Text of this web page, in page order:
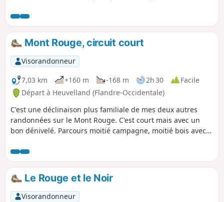
de locomotion insolite qui relie le Mont Noir et
le Mont Rouge depuis 1958 !Randonnée
accessible à tous, petits et grands, avec un peu
de dénivelé pour chauffer les mollets !
Mont Rouge, circuit court
Visorandonneur
7,03 km
+160 m -168 m 2h 30
Facile
Départ à Heuvelland (Flandre-Occidentale)
C'est une déclinaison plus familiale de mes deux autres
randonnées sur le Mont Rouge. C'est court mais avec un
bon dénivelé. Parcours moitié campagne, moitié bois avec
journée en s'oxygénant un maximum !
Le Rouge et le Noir
Visorandonneur